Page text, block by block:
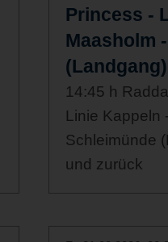
Princess -
Maasholm
14:45 h
Linie Kappeln
Schleimünde
und zurück